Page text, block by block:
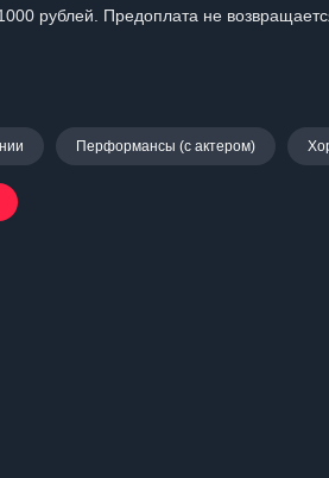
рублей. Предоплата не
Перформансы (с актером)